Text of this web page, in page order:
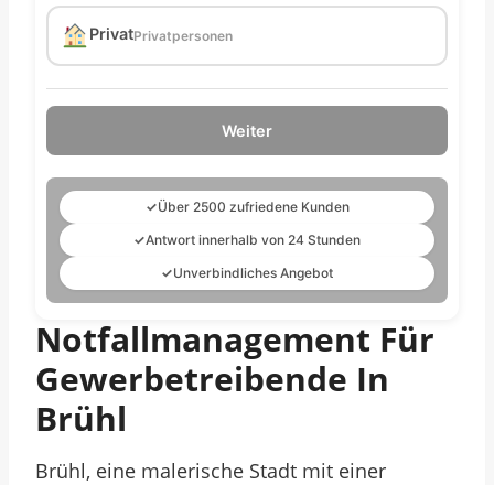
PrivatPrivatpersonen
Weiter
✓Über 2500 zufriedene Kunden
✓Antwort innerhalb von 24 Stunden
✓Unverbindliches Angebot
Notfallmanagement Für
Gewerbetreibende In
Brühl
Brühl, eine malerische Stadt mit einer